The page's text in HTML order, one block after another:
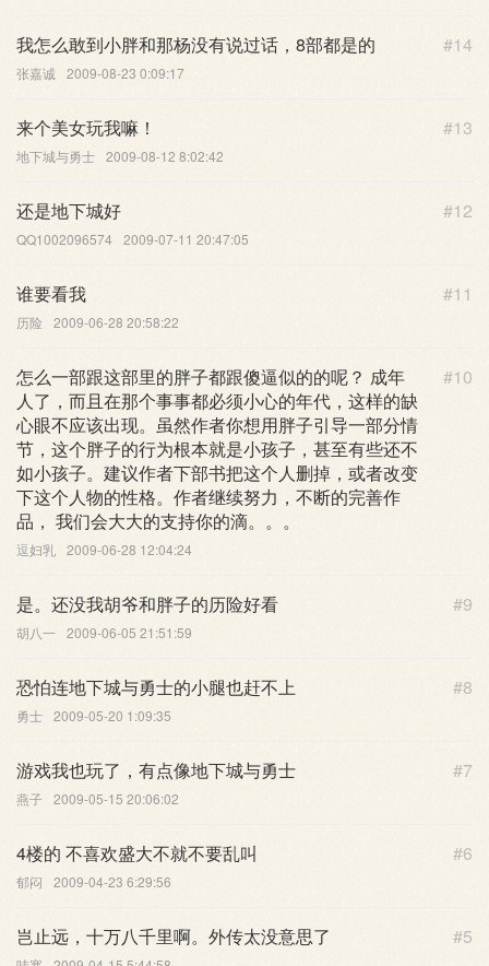
#14
我怎么敢到小胖和那杨没有说过话，8部都是的
张嘉诚 2009-08-23 0:09:17
#13
来个美女玩我嘛！
地下城与勇士 2009-08-12 8:02:42
#12
还是地下城好
QQ1002096574 2009-07-11 20:47:05
#11
谁要看我
历险 2009-06-28 20:58:22
#10
怎么一部跟这部里的胖子都跟傻逼似的的呢？ 成年
人了，而且在那个事事都必须小心的年代，这样的缺
心眼不应该出现。虽然作者你想用胖子引导一部分情
节，这个胖子的行为根本就是小孩子，甚至有些还不
如小孩子。建议作者下部书把这个人删掉，或者改变
下这个人物的性格。作者继续努力，不断的完善作
品， 我们会大大的支持你的滴。。。
逗妇乳 2009-06-28 12:04:24
#9
是。还没我胡爷和胖子的历险好看
胡八一 2009-06-05 21:51:59
#8
恐怕连地下城与勇士的小腿也赶不上
勇士 2009-05-20 1:09:35
#7
游戏我也玩了，有点像地下城与勇士
燕子 2009-05-15 20:06:02
#6
4楼的 不喜欢盛大不就不要乱叫
郁闷 2009-04-23 6:29:56
#5
岂止远，十万八千里啊。外传太没意思了